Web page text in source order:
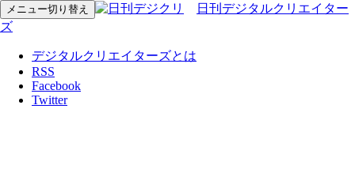
メニュー切り替え
日刊デジタルクリエイター
ズ
デジタルクリエイターズとは
RSS
Facebook
Twitter